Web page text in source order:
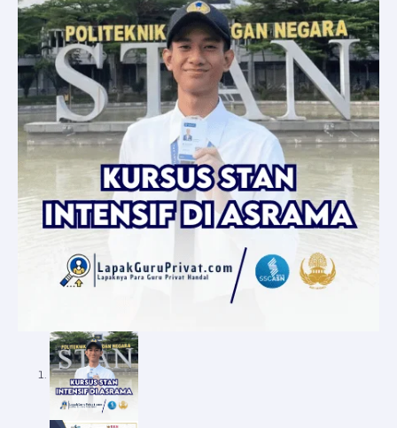
Asrama
&
Tryout
Rutin:
Persiapan
Masuk
IPDN
Terbaik
untuk
Anak
Anda
quantity